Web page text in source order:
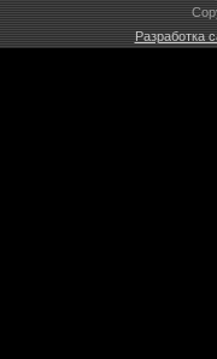
Разработка